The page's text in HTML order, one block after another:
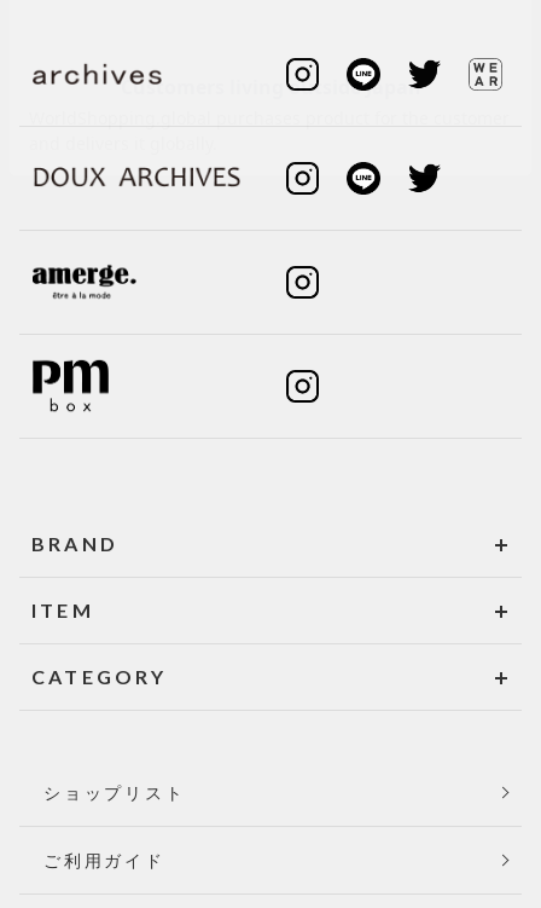
BRAND
ITEM
CATEGORY
ショップリスト
ご利用ガイド